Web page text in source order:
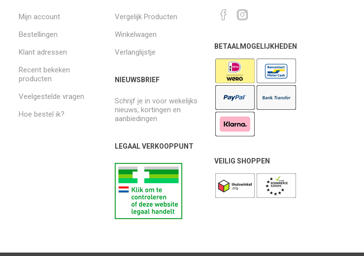
Mijn account
Bestellingen
Klant adressen
Recent bekeken
producten
Veelgestelde vragen
Hoe bestel ik?
Vergelijk Producten
Winkelwagen
Verlanglijstje
NIEUWSBRIEF
Schrijf je in voor wekelijks
nieuws, kortingen en
aanbiedingen
LEGAAL VERKOOPPUNT
BETAALMOGELIJKHEDEN
VEILIG SHOPPEN